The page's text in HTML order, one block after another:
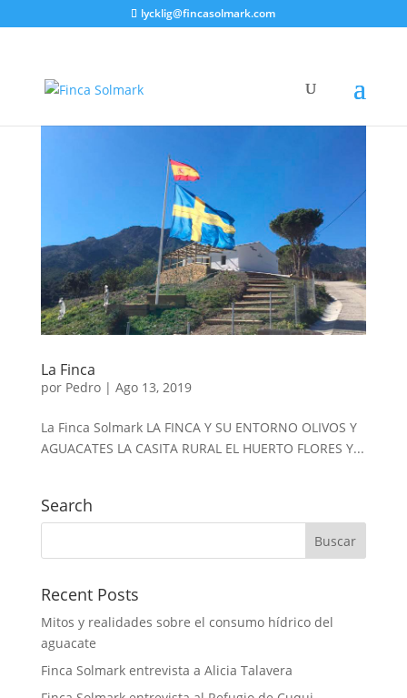
lycklig@fincasolmark.com
La Finca
por Pedro| Ago 13, 2019
La Finca Solmark LA FINCA Y SU ENTORNO OLIVOS Y
AGUACATES LA CASITA RURAL EL HUERTO FLORES Y...
Search
Recent Posts
Mitos y realidades sobre el consumo hídrico del
aguacate
Finca Solmark entrevista a Alicia Talavera